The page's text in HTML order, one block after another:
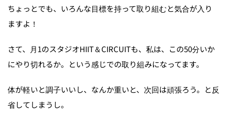
ちょっとでも、いろんな目標を持って取り組むと気合が入り
ますよ！
さて、月1のスタジオHIIT＆CIRCUITも、私は、この50分いか
にやり切れるか。という感じでの取り組みになってます。
体が軽いと調子いいし、なんか重いと、次回は頑張ろう。と反
省してしまうし。